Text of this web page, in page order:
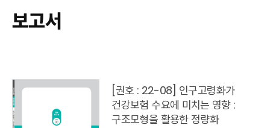
CEO Brief
영상자료
보고서
[권호 : 22-08] 인구고령화가
건강보험 수요에 미치는 영향 :
구조모형을 활용한 정량화